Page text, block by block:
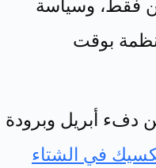
فقط، وسياسة
بوقت
دفء أبريل وبرودة
في الشتاء